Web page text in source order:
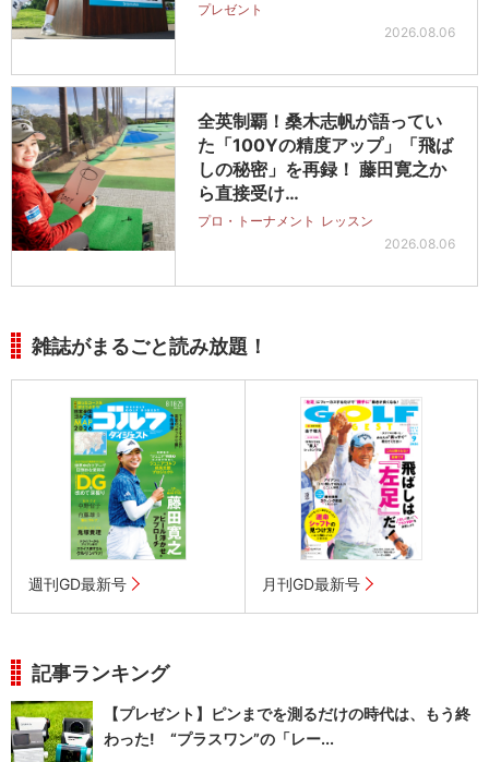
プレゼント
2026.08.06
全英制覇！桑木志帆が語ってい
た「100Yの精度アップ」「飛ば
しの秘密」を再録！ 藤田寛之か
ら直接受け…
プロ・トーナメント レッスン
2026.08.06
雑誌がまるごと読み放題！
週刊GD最新号 月刊GD最新号
記事ランキング
【プレゼント】ピンまでを測るだけの時代は、もう終
わった! “プラスワン”の「レー...